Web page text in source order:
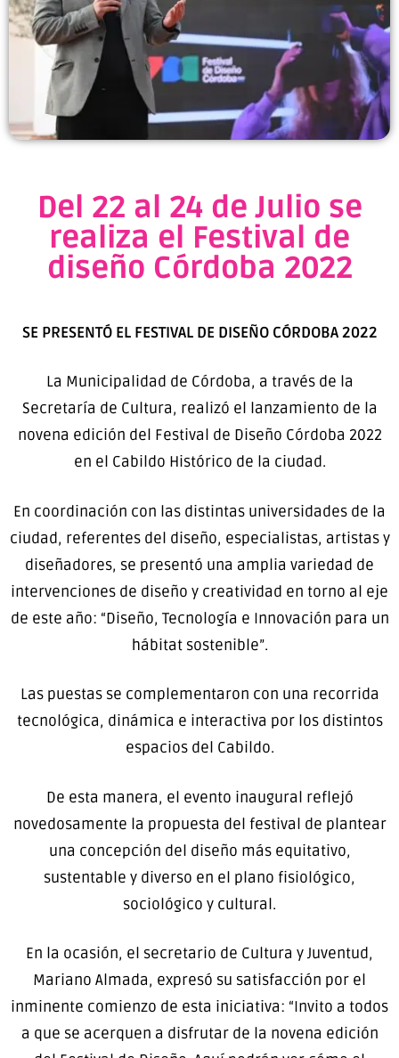
Del 22 al 24 de Julio se
realiza el Festival de
diseño Córdoba 2022
SE PRESENTÓ EL FESTIVAL DE DISEÑO CÓRDOBA 2022
La Municipalidad de Córdoba, a través de la
Secretaría de Cultura, realizó el lanzamiento de la
novena edición del Festival de Diseño Córdoba 2022
en el Cabildo Histórico de la ciudad.
En coordinación con las distintas universidades de la
ciudad, referentes del diseño, especialistas, artistas y
diseñadores, se presentó una amplia variedad de
intervenciones de diseño y creatividad en torno al eje
de este año: “Diseño, Tecnología e Innovación para un
hábitat sostenible”.
Las puestas se complementaron con una recorrida
tecnológica, dinámica e interactiva por los distintos
espacios del Cabildo.
De esta manera, el evento inaugural reflejó
novedosamente la propuesta del festival de plantear
una concepción del diseño más equitativo,
sustentable y diverso en el plano fisiológico,
sociológico y cultural.
En la ocasión, el secretario de Cultura y Juventud,
Mariano Almada, expresó su satisfacción por el
inminente comienzo de esta iniciativa: “Invito a todos
a que se acerquen a disfrutar de la novena edición